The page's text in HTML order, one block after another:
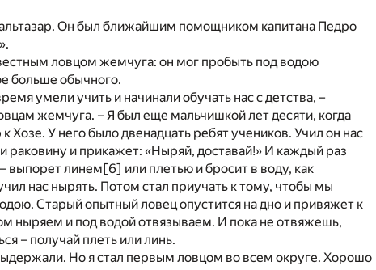
Он был ближайшим помощником капитана Педро
ловцом жемчуга: он мог пробыть под водою
больше обычного.
умели учить и начинали обучать нас с детства, –
жемчуга. – Я был еще мальчишкой лет десяти, когда
Хозе. У него было двенадцать ребят учеников. Учил он нас
раковину и прикажет: «Ныряй, доставай!» И каждый раз
выпорет линем [6] или плетью и бросит в воду, как
нас нырять. Потом стал приучать к тому, чтобы мы
Старый опытный ловец опустится на дно и привяжет к
ныряем и под водой отвязываем. И пока не отвяжешь,
– получай плеть или линь.
Но я стал первым ловцом во всем округе. Хорошо